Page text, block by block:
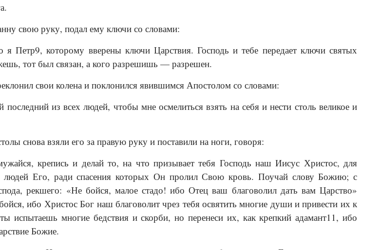
свою руку, подал ему ключи со словами:
Петр9, которому вверены ключи Царствия. Господь и тебе передает ключи святых
тот был связан, а кого разрешишь — разрешен.
свои колена и поклонился явившимся Апостолом со словами:
из всех людей, чтобы мне осмелиться взять на себя и нести столь великое и
снова взяли его за правую руку и поставили на ноги, говоря:
крепись и делай то, на что призывает тебя Господь наш Иисус Христос, для
людей Его, ради спасения которых Он пролил Свою кровь. Поучай слову Божию; с
рекшего: «Не бойся, малое стадо! ибо Отец ваш благоволил дать вам Царство»
ибо Христос Бог наш благоволит чрез тебя освятить многие души и привести их к
испытаешь многие бедствия и скорби, но перенеси их, как крепкий адамант11, ибо
Божие.